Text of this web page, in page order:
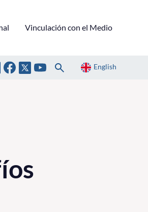
Vinculación con el Medio
English